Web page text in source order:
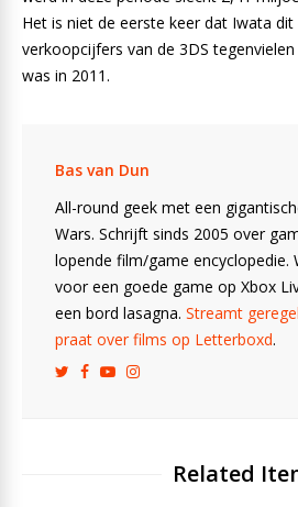
Het is niet de eerste keer dat Iwata
verkoopcijfers van de 3DS
was in 2011.
Bas van Dun
All-round geek met een
Wars. Schrijft sinds 2005 over
lopende film/game encyclopedie.
voor een goede game op Xbox
een bord lasagna. Streamt
praat over films op Letterboxd.
Related